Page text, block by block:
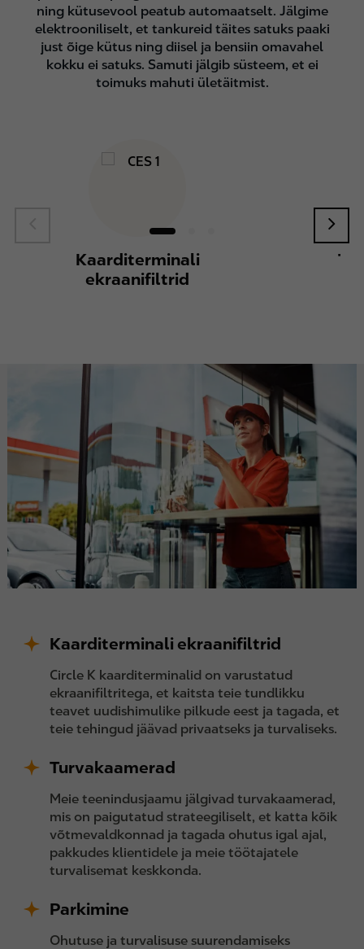
ning kütusevool peatub automaatselt. Jälgime
elektrooniliselt, et tankureid täites satuks paaki
just õige kütus ning diisel ja bensiin omavahel
kokku ei satuks. Samuti jälgib süsteem, et ei
toimuks mahuti ületäitmist.
Kaarditerminali
ekraanifiltrid
Kaarditerminali ekraanifiltrid
Circle K kaarditerminalid on varustatud
ekraanifiltritega, et kaitsta teie tundlikku
teavet uudishimulike pilkude eest ja tagada, et
teie tehingud jäävad privaatseks ja turvaliseks.
Turvakaamerad
Meie teenindusjaamu jälgivad turvakaamerad,
mis on paigutatud strateegiliselt, et katta kõik
võtmevaldkonnad ja tagada ohutus igal ajal,
pakkudes klientidele ja meie töötajatele
turvalisemat keskkonda.
Parkimine
Ohutuse ja turvalisuse suurendamiseks